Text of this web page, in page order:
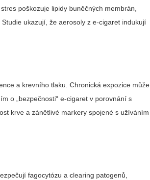
poškozuje lipidy buněčných membrán,
ukazují, že aerosoly z e-cigaret indukují
a krevního tlaku. Chronická expozice může
o „bezpečnosti“ e-cigaret v porovnání s
krve a zánětlivé markery spojené s užíváním
fagocytózu a clearing patogenů,